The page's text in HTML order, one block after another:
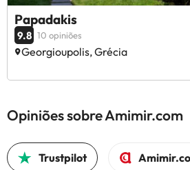
Papadakis
9.8 10 opiniões
Georgioupolis, Grécia
Opiniões sobre Amimir.com
Trustpilot